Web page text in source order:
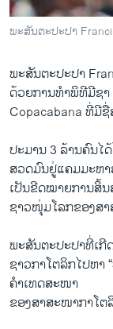
ພາສາອັງກິດ
ສຽງ
ລາຍການກະຈາຍສຽ
ຕິດຕາມພວກເຮົາ ທີ່
ພາສາຕ່າງໆ
ພະສັນຕະປະປາ
ພະສັນຕະປະປາ
ດ້ວຍການທໍາພິທີມີຊ
Copacabana ທີ່ມີຊື່
ປະມານ 3 ລ້ານຄົນໄ
ສວດມົນຢູ່ແຄມມະຫ
ເປັນຂີດໝາຍການສິ້
ຊາວໜຸ່ມໂລກຂອງສ
ພະສັນຕະປະປາທີ່ເກີ
ຊາວກາໂຕລິກໄປຫາ
ຄໍາເທດສະໜາ
ຂອງສາສະໜາກາໂຕ